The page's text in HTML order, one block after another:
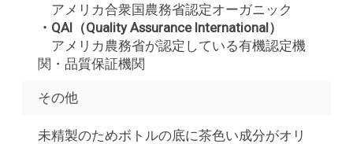
アメリカ合衆国農務省認定オーガニック
・QAI（Quality Assurance International）
アメリカ農務省が認定している有機認定機
関・品質保証機関
その他
未精製のためボトルの底に茶色い成分がオリ